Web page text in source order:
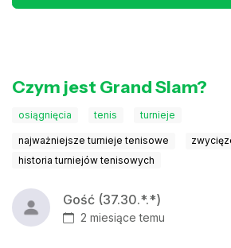
Czym jest Grand Slam?
osiągnięcia tenis turnieje
najważniejsze turnieje tenisowe
historia turniejów tenisowych
Gość (37.30.*.*)
2 miesiące temu